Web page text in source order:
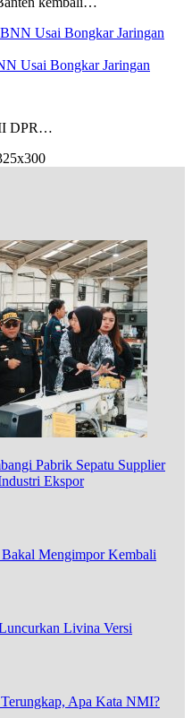
Usai Bongkar Jaringan
DPR…
Pabrik Sepatu Supplier
Ekspor
Mengimpor Kembali
Livina Versi
Apa Kata NMI?